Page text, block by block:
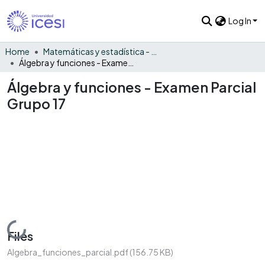
Log In
Home
Álgebra y funciones - Examen Parcial
Grupo 17
Loading...
Files
Algebra_funciones_parcial.pdf(156.75 KB)